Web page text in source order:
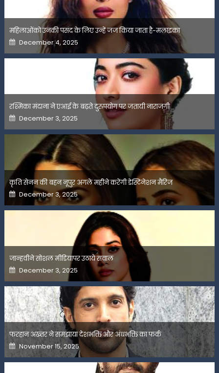
महिलाओंको उनकी पसंद के लिए उन्हें जज किया जाता है-मलाइका
Posted
on
December 4, 2025
रश्मिका मंदाना ने एआई के बढ़ते दुरुपयोग पर जतायी नाराजगी
Posted
on
December 3, 2025
कृति सेनन की बहन नूपुर अगले महीने करेंगी डेस्टिनेशन मैरिज
Posted
on
December 3, 2025
जान्हवीने सोशल मीडियापर उठाये सवाल
Posted
on
December 3, 2025
फरहान अख्तर ने समझाया देशभक्ति और अंधभक्ति का फर्क
Posted
on
November 15, 2025